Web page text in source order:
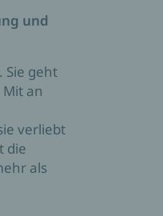
und
Sie geht
an
verliebt
die
als